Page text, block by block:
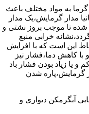
گرما به مواد مختلف باعث
مدار گرمایش،یک مدار
شده تا موجب بروز نشتی و
خرابی منبع
این است که با افزایش
کاهش دما،فشار نیز
و یا زیاد بودن فشار باد
گرمایش،پاره شدن
آبگرمکن دیواری و